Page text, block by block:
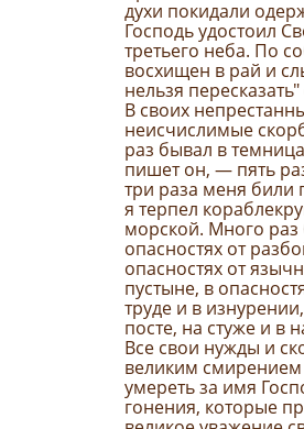
духи покидали
Господь удостоил
третьего неба. По
восхищен в рай и
нельзя
В своих
неисчислимые
раз бывал в
пишет он, — пять
три раза меня били
я терпел
морской. Много раз
опасностях от
опасностях от
пустыне, в
труде и в
посте, на стуже и в
Все свои нужды и
великим
умереть за имя
гонения, которые